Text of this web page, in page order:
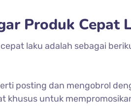
Produk Cepat
laku adalah sebagai
posting dan mengobrol
khusus untuk